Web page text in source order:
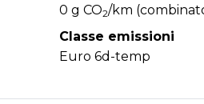
0 g CO2/km
Classe emissioni
Euro 6d-temp